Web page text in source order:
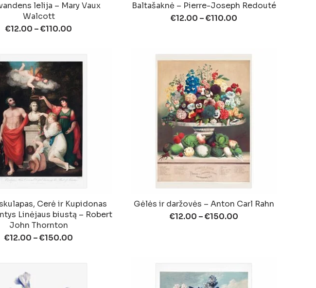
lelija – Mary Vaux
Walcott
€12.00 –€110.00
Baltašaknė – Pierre-Joseph Redouté
€12.00 –€110.00
Cerė ir Kupidonas
Linėjaus biustą – Robert
John Thornton
€12.00 –€150.00
Gėlės ir daržovės – Anton Carl Rahn
€12.00 –€150.00